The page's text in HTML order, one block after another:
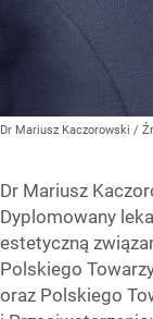
Dr Mariusz Kaczorowski /
Dr Mariusz
Dyplomowany
estetyczną
Polskiego
oraz Polskiego